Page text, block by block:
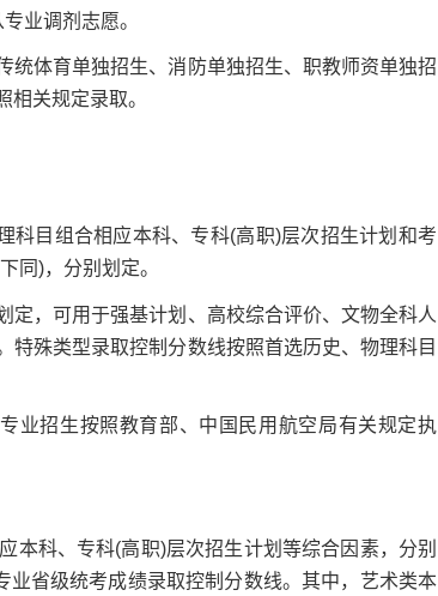
业调剂志愿。
体育单独招生、消防单独招生、职教师资单独招
关规定录取。
目组合相应本科、专科(高职)层次招生计划和考
同)，分别划定。
，可用于强基计划、高校综合评价、文物全科人
特殊类型录取控制分数线按照首选历史、物理科目
招生按照教育部、中国民用航空局有关规定执
科、专科(高职)层次招生计划等综合因素，分别
省级统考成绩录取控制分数线。其中，艺术类本